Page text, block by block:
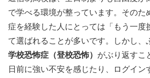
で学べる環境が整っています。そのた
症を経験した人にとっては「もう一度
て選ばれることが多いです。しかし、
学校恐怖症（登校恐怖） がぶり返すこ
日前に強い不安を感じたり、ログイン